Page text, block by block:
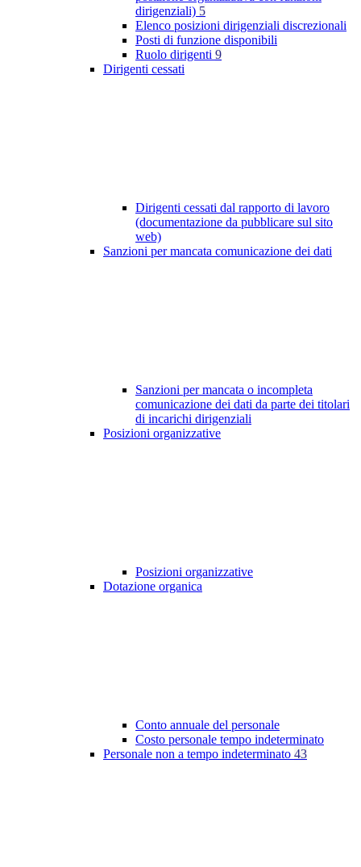
dirigenziali) 5
Elenco posizioni dirigenziali discrezionali
Posti di funzione disponibili
Ruolo dirigenti 9
Dirigenti cessati
Dirigenti cessati dal rapporto di lavoro
(documentazione da pubblicare sul sito
web)
Sanzioni per mancata comunicazione dei dati
Sanzioni per mancata o incompleta
comunicazione dei dati da parte dei titolari
di incarichi dirigenziali
Posizioni organizzative
Posizioni organizzative
Dotazione organica
Conto annuale del personale
Costo personale tempo indeterminato
Personale non a tempo indeterminato 43